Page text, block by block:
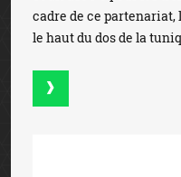
cadre de ce partenariat,
le haut du dos de la